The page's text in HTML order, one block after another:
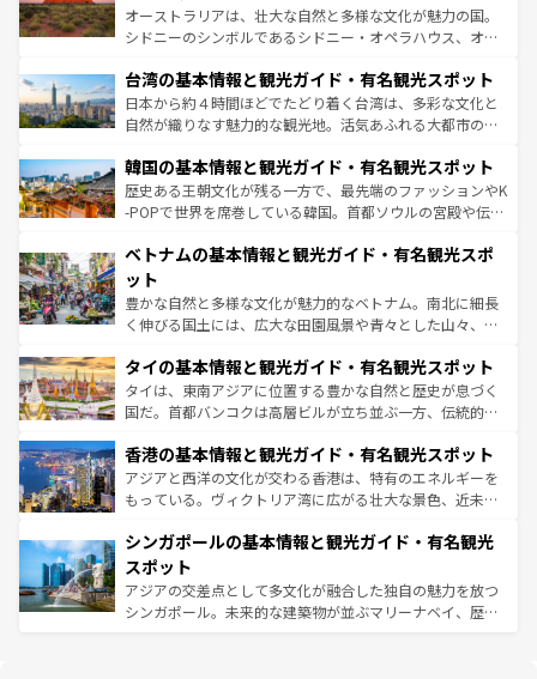
るだろう。車でのロードトリップや列車の旅も、アメリカ
ならではの贅沢な旅のスタイルだ。 なお、新着のアメリカ
情報は コンテンツ一覧 を参照してほしい。
おすすめ。エメラルドグリーンに輝く海をはじめ、豊かな
文化や歴史が息づいている。「アロハスピリット」と呼ば
人々、おいしいローカルフードやハワイアンミュージッ
ク、伝統的なフラダンスなど、すべてがハワイの魅力を彩
っている。訪れるたびに新しい発見と感動が待っているハ
はコンテンツ一覧を参照してほしい。
オーストラリアは、壮大な自然と多様な文化が魅力の国。
シドニーのシンボルであるシドニー・オペラハウス、オー
リアリーフや大陸中央部にそびえるウルル（エアーズロッ
ク）、タスマニアの美しい原生林やケアンズの熱帯雨林な
ど、見どころがたくさん。また、カフェやワイン、オージ
いる。アクティビティも充実しており、サーフィンやダイ
ビング、ハイキングなど、アウトドア好きにはたまらな
い。オーストラリアの多彩な魅力を存分に味わいつくそ
参照してほしい。
台湾の基本情報と観光ガイド・有名観光スポット
日本から約４時間ほどでたどり着く台湾は、多彩な文化と
自然が織りなす魅力的な観光地。活気あふれる大都市の台
ン）、静ひつな山岳地帯である台湾東部など、都市の喧騒
と山間の静けさが共存しており、訪れる人に新しい発見と
驚きをもたらしてくれる。また、奥深い台湾の食文化も魅
容にもいいと評判のスイーツなど、バラエティ豊かな料理
照してほしい。
韓国の基本情報と観光ガイド・有名観光スポット
歴史ある王朝文化が残る一方で、最先端のファッションやK
-POPで世界を席巻している韓国。首都ソウルの宮殿や伝統
き、地方に足を延ばせば四季折々の自然美を楽しむことが
できる。そして、キムチや焼肉、絶品のストリートフード
まで、さまざまな韓国料理が待っている。夜には、韓国な
らではのナイトライフも堪能できる。あたたかいホスピタ
わってみてほしい。 なお、新着の韓国情報はコンテンツ一
覧 を参照してほしい。
ベトナムの基本情報と観光ガイド・有名観光スポ
ット
豊かな自然と多様な文化が魅力的なベトナム。南北に細長
く伸びる国土には、広大な田園風景や青々とした山々、世
急速な発展と共に伝統が息づく。ハノイの古い町並みやホ
ーチミン市のフランス統治時代の建物も、独特の雰囲気を
醸し出している。また、バラエティの豊かさとおいしさで
とつ。フォーやバインミー、ベトナムコーヒーなどは、ぜ
ひ現地で味わいたい。どの地域を訪れてもあたたかい人々
が旅行者を迎えてくれるので、きっと忘れられない旅にな
参照してほしい。
タイの基本情報と観光ガイド・有名観光スポット
タイは、東南アジアに位置する豊かな自然と歴史が息づく
国だ。首都バンコクは高層ビルが立ち並ぶ一方、伝統的な
の活気が交差している。北部ではチェンマイなどの山岳地
帯で自然と触れ合い、南部ではプーケットやクラビの美し
いビーチでリゾート気分を楽しむことができる。タイ料理
激する。気候は一年中温暖で、どの季節にも異なる楽しみ
が待っている。親しみやすいタイの人々、仏教を中心とし
た文化、そして多様な観光資源が、訪れる旅人を魅了し続
ける。 なお、新着のタイ情報はコンテンツ一覧を参照して
香港の基本情報と観光ガイド・有名観光スポット
アジアと西洋の文化が交わる香港は、特有のエネルギーを
もっている。ヴィクトリア湾に広がる壮大な景色、近未来
み、どこを訪れても感動するはず。観光スポットが密集し
ており、効率よく見どころを回れるのも魅力。息をのむよ
うな絶景から文化的な体験まで、香港を存分に楽しみ尽く
そう。 なお、新着の香港情報はコンテンツ一覧を参照して
シンガポールの基本情報と観光ガイド・有名観光
スポット
アジアの交差点として多文化が融合した独自の魅力を放つ
シンガポール。未来的な建築物が並ぶマリーナベイ、歴史